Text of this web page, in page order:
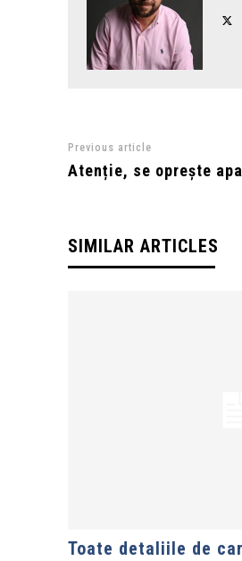
Previous article
Atenție, se oprește
SIMILAR ARTICLES
Toate detaliile de